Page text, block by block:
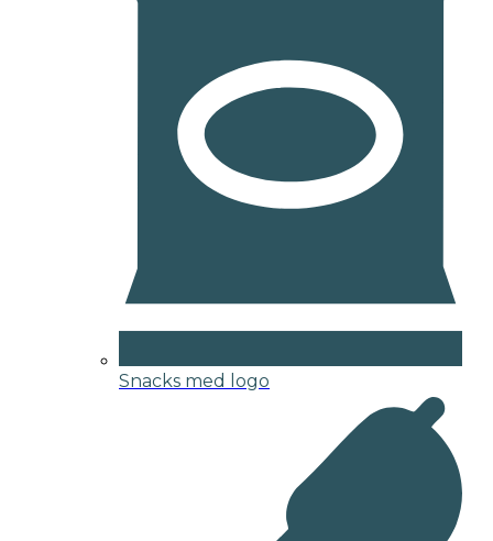
Snacks med logo